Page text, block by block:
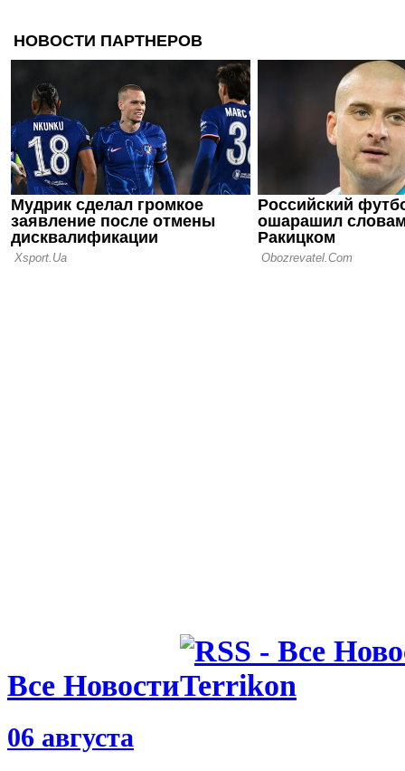
трубу
17.03.14 09:12
Карпенко:
Арнесена
09.03.14 06:29
Арнесен:
Все Новости
06 августа